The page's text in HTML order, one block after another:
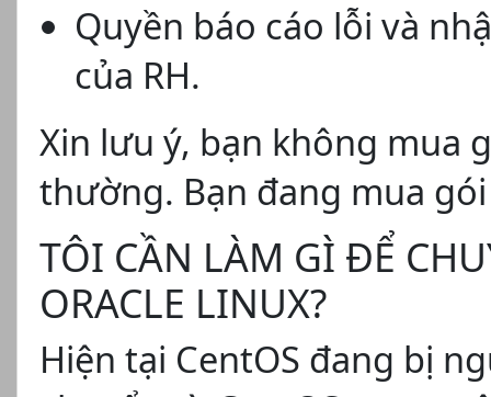
Quyền báo cáo lỗi và
của RH.
Xin lưu ý, bạn không mua
thường. Bạn đang mua
TÔI CẦN LÀM GÌ ĐỂ
ORACLE LINUX?
Hiện tại CentOS đang bị